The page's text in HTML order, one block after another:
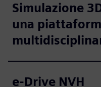
Simulazione
una
e-Drive NVH